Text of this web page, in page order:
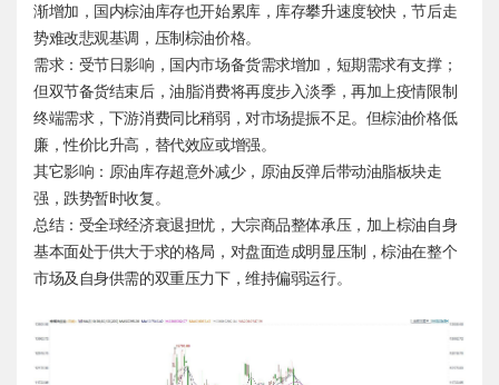
渐增加，国内棕油库存也开始累库，库存攀升速度较快，节后走
势难改悲观基调，压制棕油价格。
需求：受节日影响，国内市场备货需求增加，短期需求有支撑；
但双节备货结束后，油脂消费将再度步入淡季，再加上疫情限制
终端需求，下游消费同比稍弱，对市场提振不足。但棕油价格低
廉，性价比升高，替代效应或增强。
其它影响：原油库存超意外减少，原油反弹后带动油脂板块走
强，跌势暂时收复。
总结：受全球经济衰退担忧，大宗商品整体承压，加上棕油自身
基本面处于供大于求的格局，对盘面造成明显压制，棕油在整个
市场及自身供需的双重压力下，维持偏弱运行。